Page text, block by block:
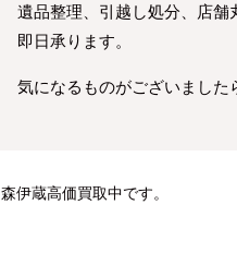
遺品整理、引越し処分、店舗
即日承ります。
気になるものがございました
森伊蔵高価買取中です。